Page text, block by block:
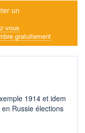
un
vous
gratuitement
1914 et idem
Russie élections